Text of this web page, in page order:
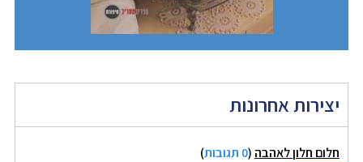
יצירות אחרונות
חלום חלון לאהבה (0 תגובות
)